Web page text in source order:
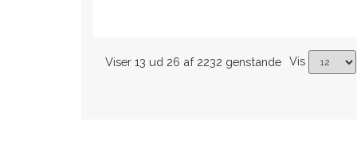
Viser 13 ud 26 af 2232 genstande Vis